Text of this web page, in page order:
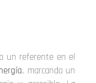
un referente en el
, marcando un